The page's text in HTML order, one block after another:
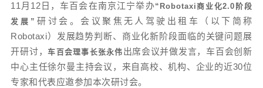
11月12日，车百会在南京江宁举办“Robotaxi商业化2.0阶段
发展” 研讨会。会议聚焦无人驾驶出租车（以下简称
Robotaxi）发展趋势判断、商业化新阶段面临的关键问题展
开研讨，车百会理事长张永伟 出席会议并做发言，车百会创新
中心主任徐尔曼主持会议，来自高校、机构、企业的近30位
专家和代表应邀参加本次研讨会。